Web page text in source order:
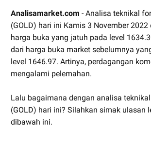
Analisamarket.com - Analisa teknikal
(GOLD) hari ini Kamis 3 November
harga buka yang jatuh pada level
dari harga buka market sebelumnya
level 1646.97. Artinya, perdagangan
mengalami pelemahan.
Lalu bagaimana dengan analisa teknikal
(GOLD) hari ini? Silahkan simak ulasan
dibawah ini.